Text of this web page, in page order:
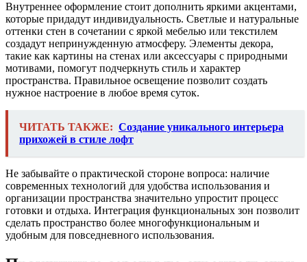
Внутреннее оформление стоит дополнить яркими акцентами,
которые придадут индивидуальность. Светлые и натуральные
оттенки стен в сочетании с яркой мебелью или текстилем
создадут непринужденную атмосферу. Элементы декора,
такие как картины на стенах или аксессуары с природными
мотивами, помогут подчеркнуть стиль и характер
пространства. Правильное освещение позволит создать
нужное настроение в любое время суток.
ЧИТАТЬ ТАКЖЕ: Создание уникального интерьера
прихожей в стиле лофт
Не забывайте о практической стороне вопроса: наличие
современных технологий для удобства использования и
организации пространства значительно упростит процесс
готовки и отдыха. Интеграция функциональных зон позволит
сделать пространство более многофункциональным и
удобным для повседневного использования.